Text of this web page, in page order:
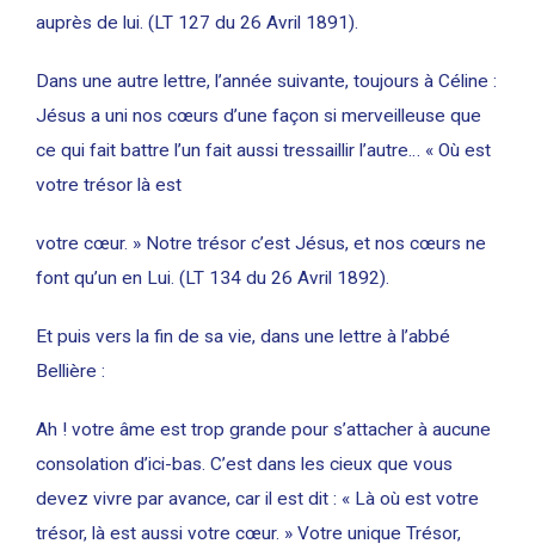
auprès de lui. (LT 127 du 26 Avril 1891).
Dans une autre lettre, l’année suivante, toujours à Céline :
Jésus a uni nos cœurs d’une façon si merveilleuse que
ce qui fait battre l’un fait aussi tressaillir l’autre… « Où est
votre trésor là est
votre cœur. » Notre trésor c’est Jésus, et nos cœurs ne
font qu’un en Lui. (LT 134 du 26 Avril 1892).
Et puis vers la fin de sa vie, dans une lettre à l’abbé
Bellière :
Ah ! votre âme est trop grande pour s’attacher à aucune
consolation d’ici-bas. C’est dans les cieux que vous
devez vivre par avance, car il est dit : « Là où est votre
trésor, là est aussi votre cœur. » Votre unique Trésor,